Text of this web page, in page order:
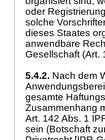
oder
solche
dieses Staates
anwendbare
Gesellschaft (Art.
5.4.2. Nach dem
gesamte
Zusammenhang
Art. 142 Abs. 1
sein (Botschaft